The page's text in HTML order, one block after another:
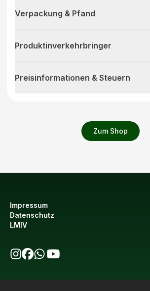
Zum Shop
Verpackung & Pfand
Produktinverkehrbringer
Preisinformationen & Steuern
Impressum
Datenschutz
LMIV